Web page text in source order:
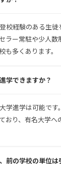
校経験のある生徒
ラー常駐や少人数
も多くあります。
学できますか？
学進学は可能です
おり、有名大学へ
前の学校の単位は